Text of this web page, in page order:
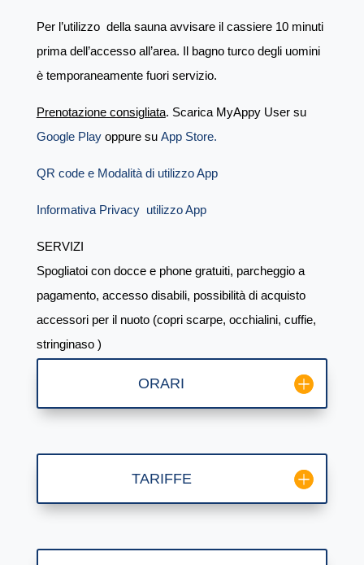
Per l’utilizzo della sauna avvisare il cassiere 10 minuti
prima dell’accesso all’area. Il bagno turco degli uomini
è temporaneamente fuori servizio.
Prenotazione consigliata. Scarica MyAppy User su
Google Playoppure su App Store.
QR code e Modalità di utilizzo App
Informativa Privacy utilizzo App
SERVIZI
Spogliatoi con docce e phone gratuiti, parcheggio a
pagamento, accesso disabili, possibilità di acquisto
accessori per il nuoto (copri scarpe, occhialini, cuffie,
stringinaso )
ORARI
TARIFFE